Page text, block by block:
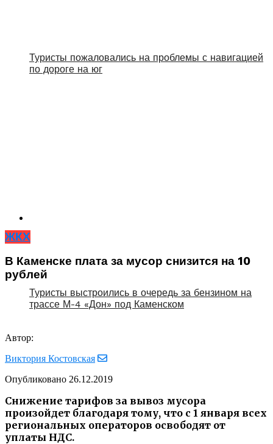
Туристы пожаловались на проблемы с навигацией
по дороге на юг
Туристы выстроились в очередь за бензином на
трассе М-4 «Дон» под Каменском
ЖКХ
В Каменске плата за мусор снизится на 10
рублей
Автор:
Виктория Костовская
Опубликовано 26.12.2019
Снижение тарифов за вывоз мусора
произойдет благодаря тому, что с 1 января всех
региональных операторов освободят от
уплаты НДС.